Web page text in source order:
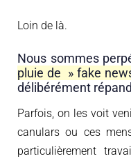
Loin de là.
Nous sommes
pluie de » fake
délibérément
Parfois, on les voit
canulars ou ces
particulièrement